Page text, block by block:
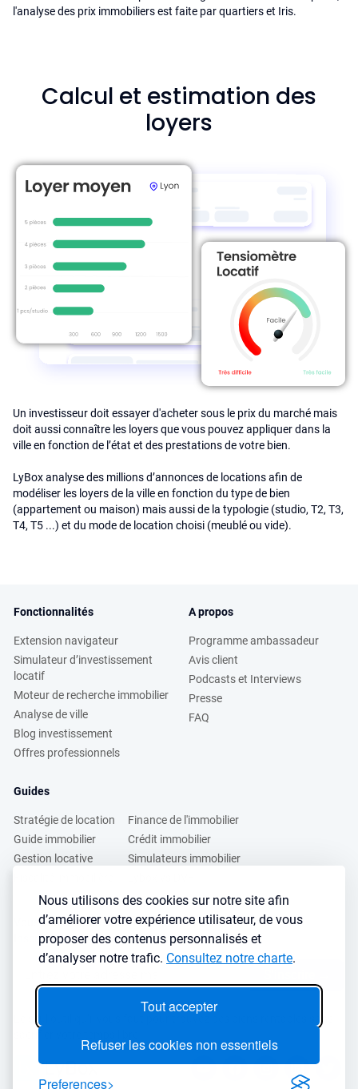
Nous utilisons des cookies sur notre site afin
d’améliorer votre expérience utilisateur, de vous
proposer des contenus personnalisés et
d’analyser notre trafic. Consultez notre charte.
Tout accepter
Refuser les cookies non essentiels
Preferences
l'analyse des prix immobiliers est faite par quartiers et Iris.
Calcul et estimation des
loyers
Un investisseur doit essayer d'acheter sous le prix du marché mais
doit aussi connaître les loyers que vous pouvez appliquer dans la
ville en fonction de l’état et des prestations de votre bien.
LyBox analyse des millions d’annonces de locations afin de
modéliser les loyers de la ville en fonction du type de bien
(appartement ou maison) mais aussi de la typologie (studio, T2, T3,
T4, T5 ...) et du mode de location choisi (meublé ou vide).
Fonctionnalités
Extension navigateur
Simulateur d’investissement
locatif
Moteur de recherche immobilier
Analyse de ville
Blog investissement
Offres professionnels
A propos
Programme ambassadeur
Avis client
Podcasts et Interviews
Presse
FAQ
Guides
Stratégie de location
Guide immobilier
Gestion locative
Finance de l'immobilier
Crédit immobilier
Simulateurs immobilier
Vous voulez apprendre à investir dans l’immobilier ?
Inscrivez vous à notre newsletter gratuite :